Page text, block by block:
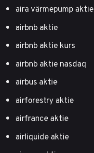
aira värmepump aktie
airbnb aktie
airbnb aktie kurs
airbnb aktie nasdaq
airbus aktie
airforestry aktie
airfrance aktie
airliquide aktie